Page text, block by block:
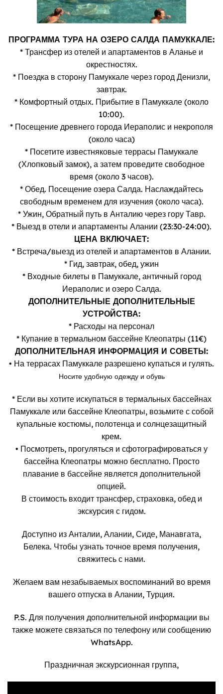
ПРОГРАММА ТУРА НА ОЗЕРО САЛДА ПАМУККАЛЕ:
* Трансфер из отелей и апартаментов в Аланье и
окрестностях.
* Поездка в сторону Памуккале через город Денизли,
завтрак.
* Комфортный отдых. Прибытие в Памуккале (около
10:00).
* Посещение древнего города Иераполис и некрополя
(около часа)
* Посетите известняковые террасы Памуккале
(Хлопковый замок), а затем проведите свободное
время (около 3 часов).
* Обед. Посещение озера Салда. Наслаждайтесь
свободным временем для изучения (около часа).
* Ужин, Обратный путь в Анталию через гору Тавр.
* Выезд в отели и апартаменты Алании (23:30-24:00).
ЦЕНА ВКЛЮЧАЕТ:
* Встреча/выезд из отелей и апартаментов в Алании.
* Гид, завтрак, обед, ужин
* Входные билеты в Памуккале, античный город
Иераполис и озеро Салда.
ДОПОЛНИТЕЛЬНЫЕ ДОПОЛНИТЕЛЬНЫЕ
УСТРОЙСТВА:
* Расходы на персонал
* Купание в термальном бассейне Клеопатры (11€)
ДОПОЛНИТЕЛЬНАЯ ИНФОРМАЦИЯ И СОВЕТЫ:
• На террасах Памуккале разрешено купаться и гулять.
Носите удобную одежду и обувь
* Если вы хотите искупаться в термальных бассейнах
Памуккале или бассейне Клеопатры, возьмите с собой
купальные костюмы, полотенца и солнцезащитный
крем.
• Посмотреть, прогуляться и сфотографироваться у
бассейна Клеопатры можно бесплатно. Просто
плавание в бассейне является дополнительной
опцией.
В стоимость входит трансфер, страховка, обед и
экскурсия с гидом.
Доступно из Анталии, Алании, Сиде, Манавгата,
Белека. Чтобы узнать точное время получения,
свяжитесь с нами.
Желаем вам незабываемых воспоминаний во время
вашего отпуска в Алании, Турция.
P.S. Для получения дополнительной информации вы
также можете связаться по телефону или сообщению
WhatsApp.
Праздничная экскурсионная группа,